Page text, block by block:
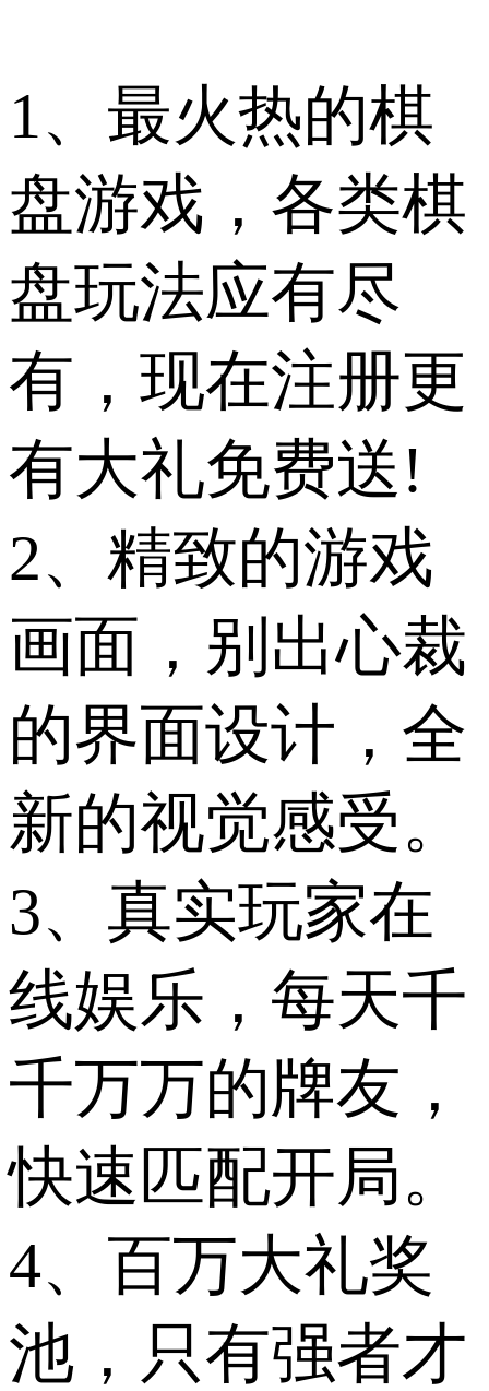
1、最火热的棋
盘游戏，各类棋
盘玩法应有尽
有，现在注册更
有大礼免费送!
2、精致的游戏
画面，别出心裁
的界面设计，全
新的视觉感受。
3、真实玩家在
线娱乐，每天千
千万万的牌友，
快速匹配开局。
4、百万大礼奖
池，只有强者才